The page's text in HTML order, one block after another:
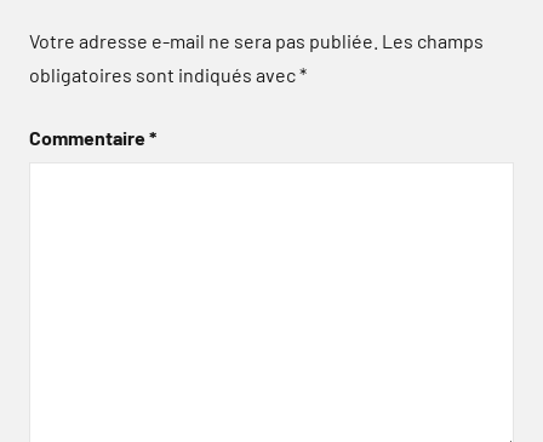
Votre adresse e-mail ne sera pas publiée. Les champs
obligatoires sont indiqués avec*
Commentaire*